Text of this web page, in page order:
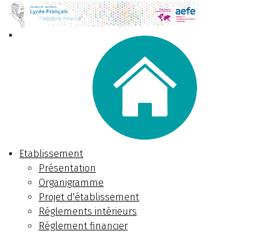
Etablissement
Présentation
Organigramme
Projet d'établissement
Réglements intérieurs
Réglement financier